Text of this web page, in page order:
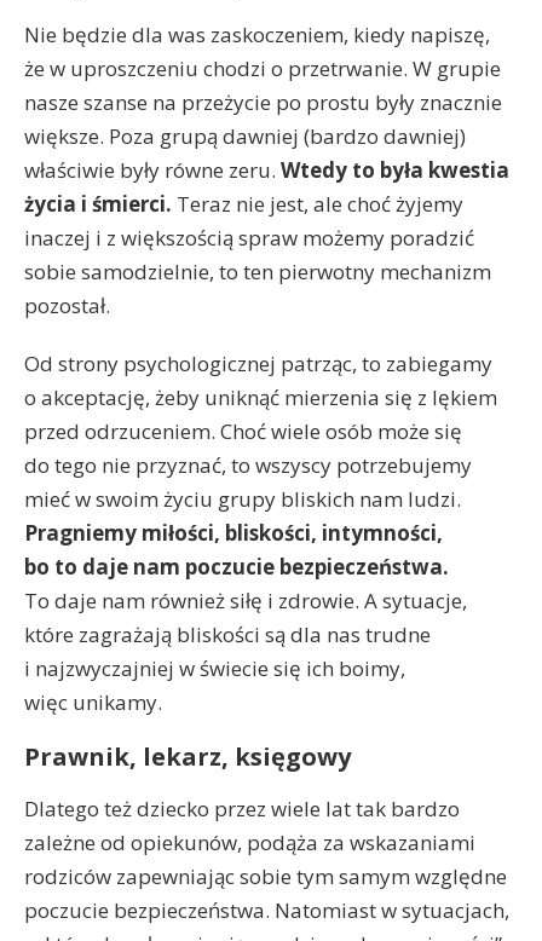
Nie będzie dla was zaskoczeniem, kiedy napiszę,
że w uproszczeniu chodzi o przetrwanie. W grupie
nasze szanse na przeżycie po prostu były znacznie
większe. Poza grupą dawniej (bardzo dawniej)
właściwie były równe zeru. Wtedy to była kwestia
życia i śmierci. Teraz nie jest, ale choć żyjemy
inaczej i z większością spraw możemy poradzić
sobie samodzielnie, to ten pierwotny mechanizm
pozostał.
Od strony psychologicznej patrząc, to zabiegamy
o akceptację, żeby uniknąć mierzenia się z lękiem
przed odrzuceniem. Choć wiele osób może się
do tego nie przyznać, to wszyscy potrzebujemy
mieć w swoim życiu grupy bliskich nam ludzi.
Pragniemy miłości, bliskości, intymności,
bo to daje nam poczucie bezpieczeństwa.
To daje nam również siłę i zdrowie. A sytuacje,
które zagrażają bliskości są dla nas trudne
i najzwyczajniej w świecie się ich boimy,
więc unikamy.
Prawnik, lekarz, księgowy
Dlatego też dziecko przez wiele lat tak bardzo
zależne od opiekunów, podąża za wskazaniami
rodziców zapewniając sobie tym samym względne
poczucie bezpieczeństwa. Natomiast w sytuacjach,